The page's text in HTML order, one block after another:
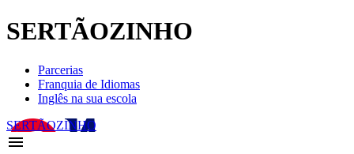
SERTÃOZINHO
Parcerias
Franquia de Idiomas
Inglês na sua escola
SERTÃOZINHO
menu